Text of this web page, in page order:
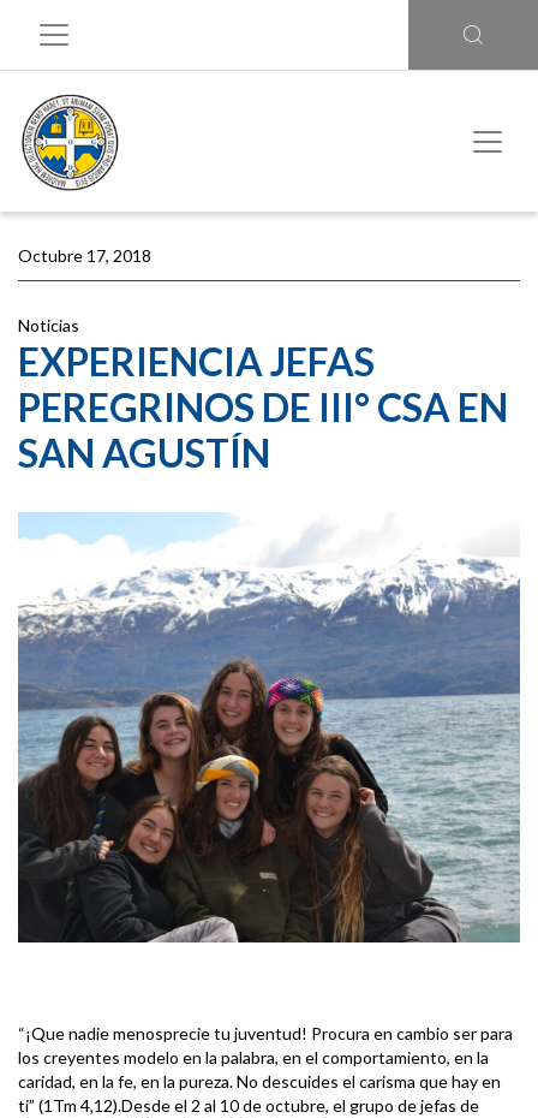
Octubre 17, 2018
Noticias
EXPERIENCIA JEFAS
PEREGRINOS DE III° CSA EN
SAN AGUSTÍN
“¡Que nadie menosprecie tu juventud! Procura en cambio ser para
los creyentes modelo en la palabra, en el comportamiento, en la
caridad, en la fe, en la pureza. No descuides el carisma que hay en
ti” (1Tm 4,12).Desde el 2 al 10 de octubre, el grupo de jefas de